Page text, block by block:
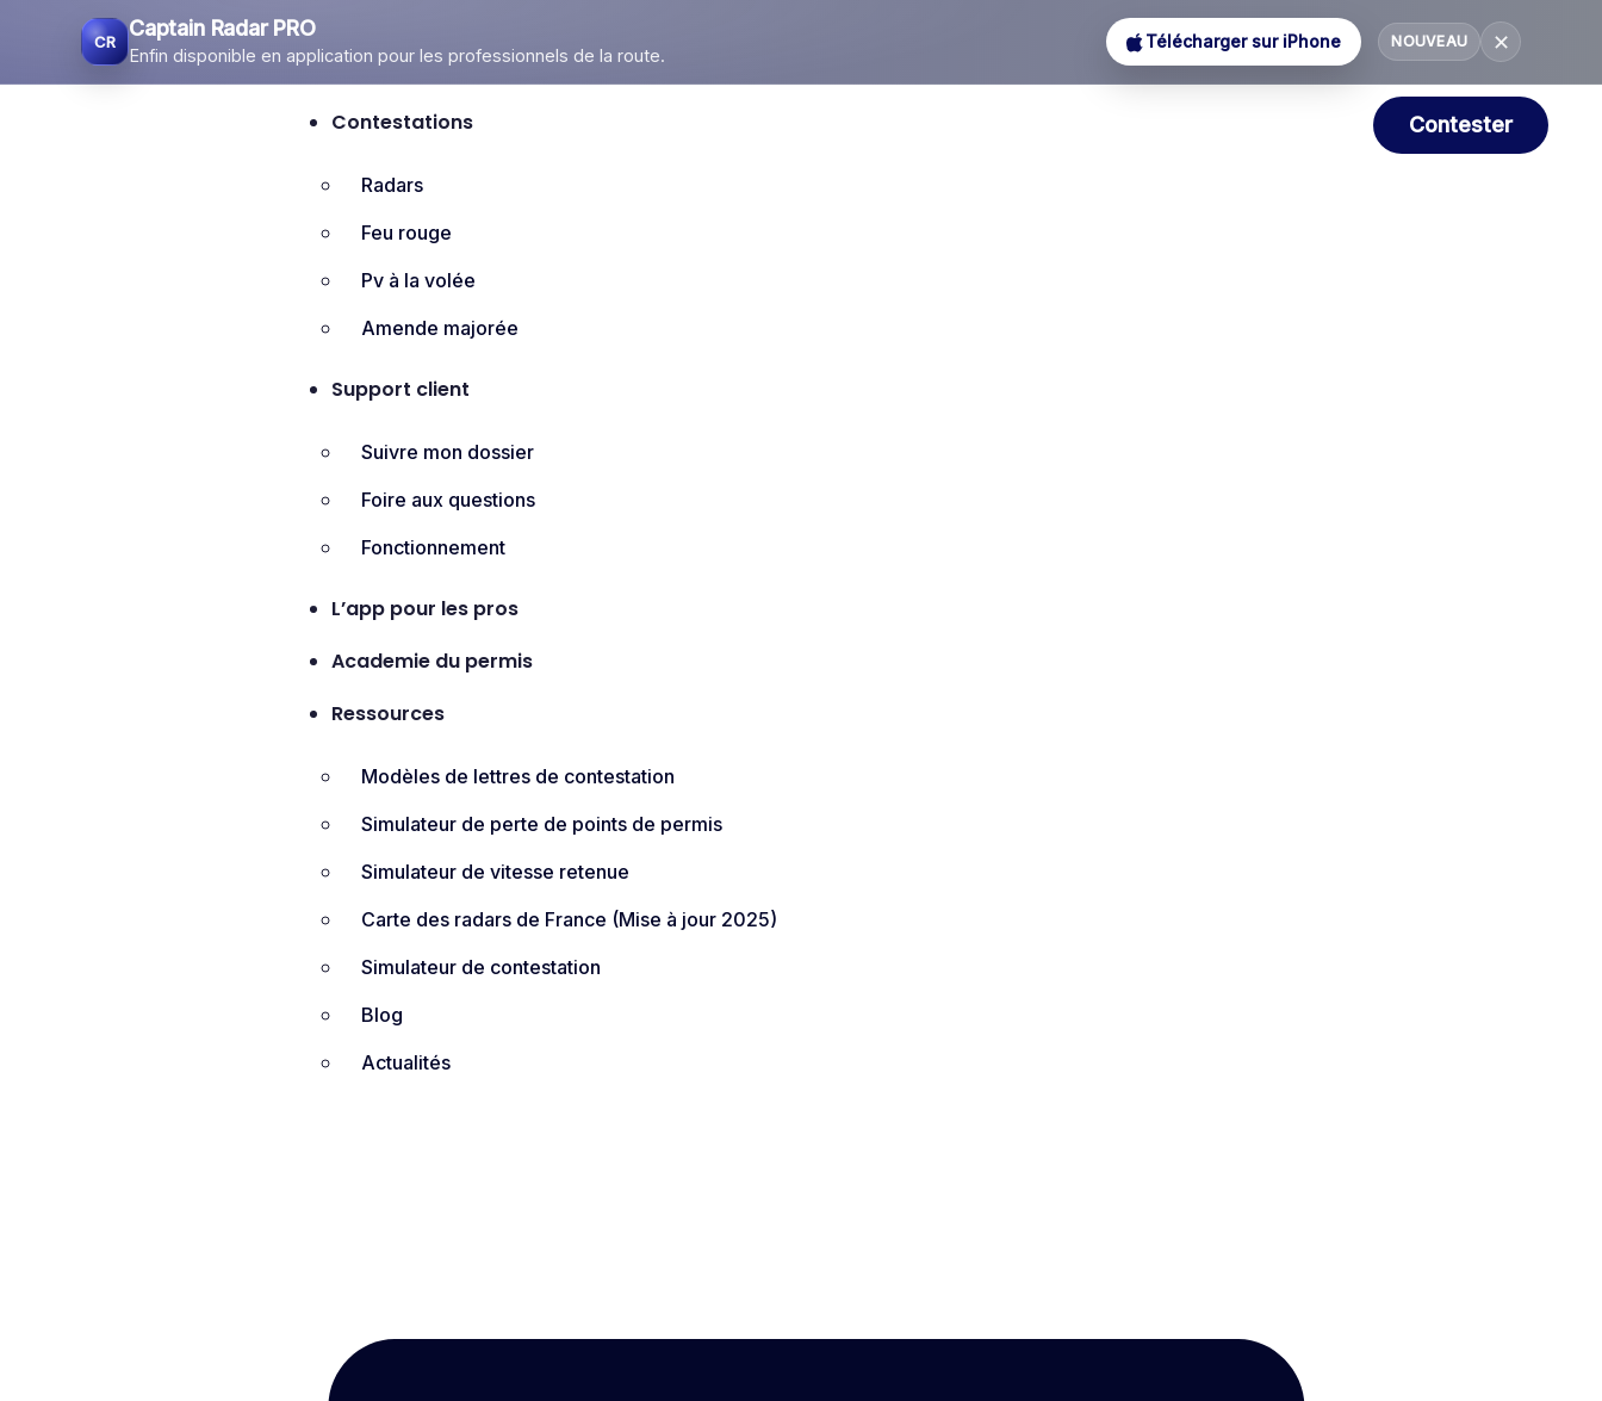
Captain Radar PRO
Enfin disponible en application pour les professionnels de la route.
Télécharger sur iPhone NOUVEAU ✕
Contestations
Radars
Feu rouge
Pv à la volée
Amende majorée
Support client
Suivre mon dossier
Foire aux questions
Fonctionnement
L’app pour les pros
Academie du permis
Ressources
Modèles de lettres de contestation
Simulateur de perte de points de permis
Simulateur de vitesse retenue
Carte des radars de France (Mise à jour 2025)​
Simulateur de contestation
Blog
Actualités
Contester